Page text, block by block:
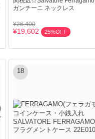
ガンチーニ ネックレス
¥26,400
¥19,602 25%OFF
18